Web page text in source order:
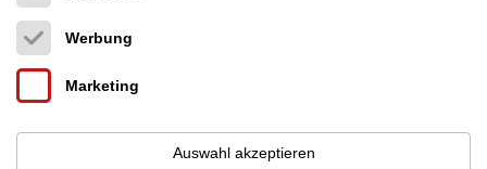
Werbung
Marketing
Auswahl akzeptieren